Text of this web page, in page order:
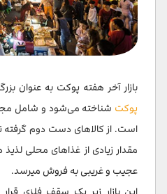
بازار آخر هفته پوکت به عنوان
پوکت شناخته می‌شود و شامل
است. از کالاهای دست دوم گرفته
مقدار زیادی از غذاهای محلی
عجیب و غریبی به فروش میرسد.